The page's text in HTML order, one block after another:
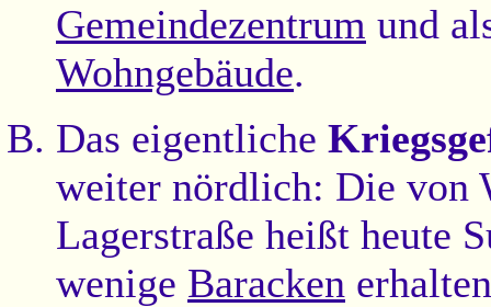
Gemeindezentrum und
Wohngebäude.
Das eigentliche
weiter nördlich: Die von
Lagerstraße heißt heute
wenige Baracken